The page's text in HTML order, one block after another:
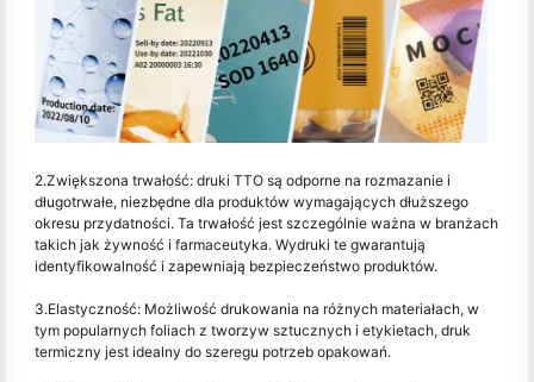
2.Zwiększona trwałość: druki TTO są odporne na rozmazanie i
długotrwałe, niezbędne dla produktów wymagających dłuższego
okresu przydatności. Ta trwałość jest szczególnie ważna w branżach
takich jak żywność i farmaceutyka. Wydruki te gwarantują
identyfikowalność i zapewniają bezpieczeństwo produktów.
3.Elastyczność: Możliwość drukowania na różnych materiałach, w
tym popularnych foliach z tworzyw sztucznych i etykietach, druk
termiczny jest idealny do szeregu potrzeb opakowań.